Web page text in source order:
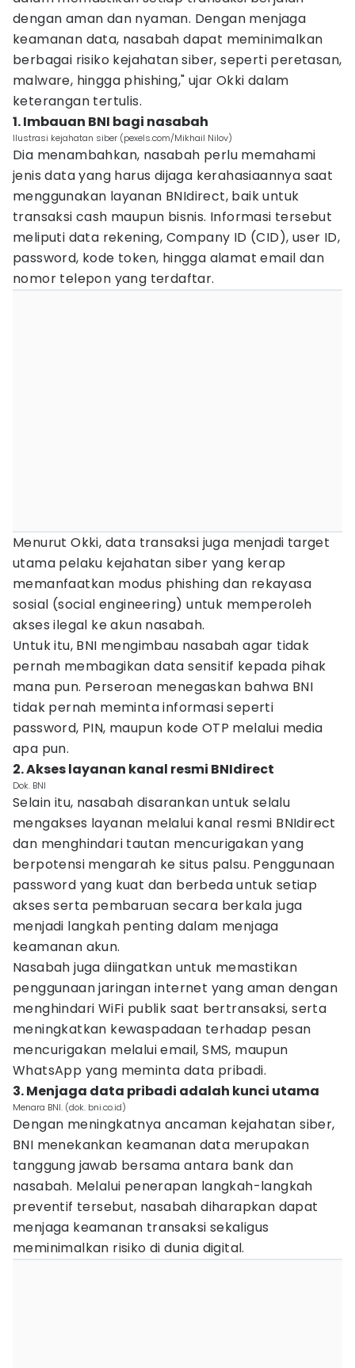
dengan aman dan nyaman. Dengan menjaga
keamanan data, nasabah dapat meminimalkan
berbagai risiko kejahatan siber, seperti peretasan,
malware, hingga phishing," ujar Okki dalam
keterangan tertulis.
1. Imbauan BNI bagi nasabah
Ilustrasi kejahatan siber (pexels.com/Mikhail Nilov)
Dia menambahkan, nasabah perlu memahami
jenis data yang harus dijaga kerahasiaannya saat
menggunakan layanan BNIdirect, baik untuk
transaksi cash maupun bisnis. Informasi tersebut
meliputi data rekening, Company ID (CID), user ID,
password, kode token, hingga alamat email dan
nomor telepon yang terdaftar.
Menurut Okki, data transaksi juga menjadi target
utama pelaku kejahatan siber yang kerap
memanfaatkan modus phishing dan rekayasa
sosial (social engineering) untuk memperoleh
akses ilegal ke akun nasabah.
Untuk itu, BNI mengimbau nasabah agar tidak
pernah membagikan data sensitif kepada pihak
mana pun. Perseroan menegaskan bahwa BNI
tidak pernah meminta informasi seperti
password, PIN, maupun kode OTP melalui media
apa pun.
2. Akses layanan kanal resmi BNIdirect
Dok. BNI
Selain itu, nasabah disarankan untuk selalu
mengakses layanan melalui kanal resmi BNIdirect
dan menghindari tautan mencurigakan yang
berpotensi mengarah ke situs palsu. Penggunaan
password yang kuat dan berbeda untuk setiap
akses serta pembaruan secara berkala juga
menjadi langkah penting dalam menjaga
keamanan akun.
Nasabah juga diingatkan untuk memastikan
penggunaan jaringan internet yang aman dengan
menghindari WiFi publik saat bertransaksi, serta
meningkatkan kewaspadaan terhadap pesan
mencurigakan melalui email, SMS, maupun
WhatsApp yang meminta data pribadi.
3. Menjaga data pribadi adalah kunci utama
Menara BNI. (dok. bni.co.id)
Dengan meningkatnya ancaman kejahatan siber,
BNI menekankan keamanan data merupakan
tanggung jawab bersama antara bank dan
nasabah. Melalui penerapan langkah-langkah
preventif tersebut, nasabah diharapkan dapat
menjaga keamanan transaksi sekaligus
meminimalkan risiko di dunia digital.